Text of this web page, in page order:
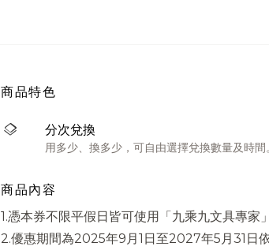
商品特色
layers 分次兌換
用多少、換多少，可自由選擇兌換數量及時間。
商品內容
1.憑本券不限平假日皆可使用「九乘九文具專家
2.優惠期間為2025年9月1日至2027年5月31日